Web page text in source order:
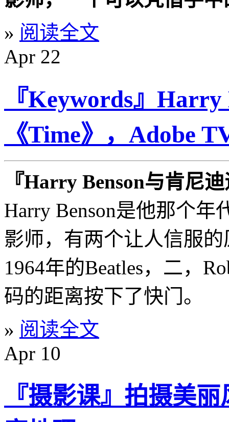
» 阅读全文
Apr 22
『Keywords』
《Time》，Adobe
『Harry Benson与肯尼
Harry Benson是他那个年
影师，有两个让人信服
1964年的Beatles，二，
码的距离按下了快门。
» 阅读全文
Apr 10
『摄影课』拍摄美